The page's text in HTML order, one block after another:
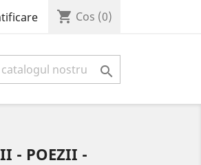
shopping_cart Cos (0)

- POEZII -